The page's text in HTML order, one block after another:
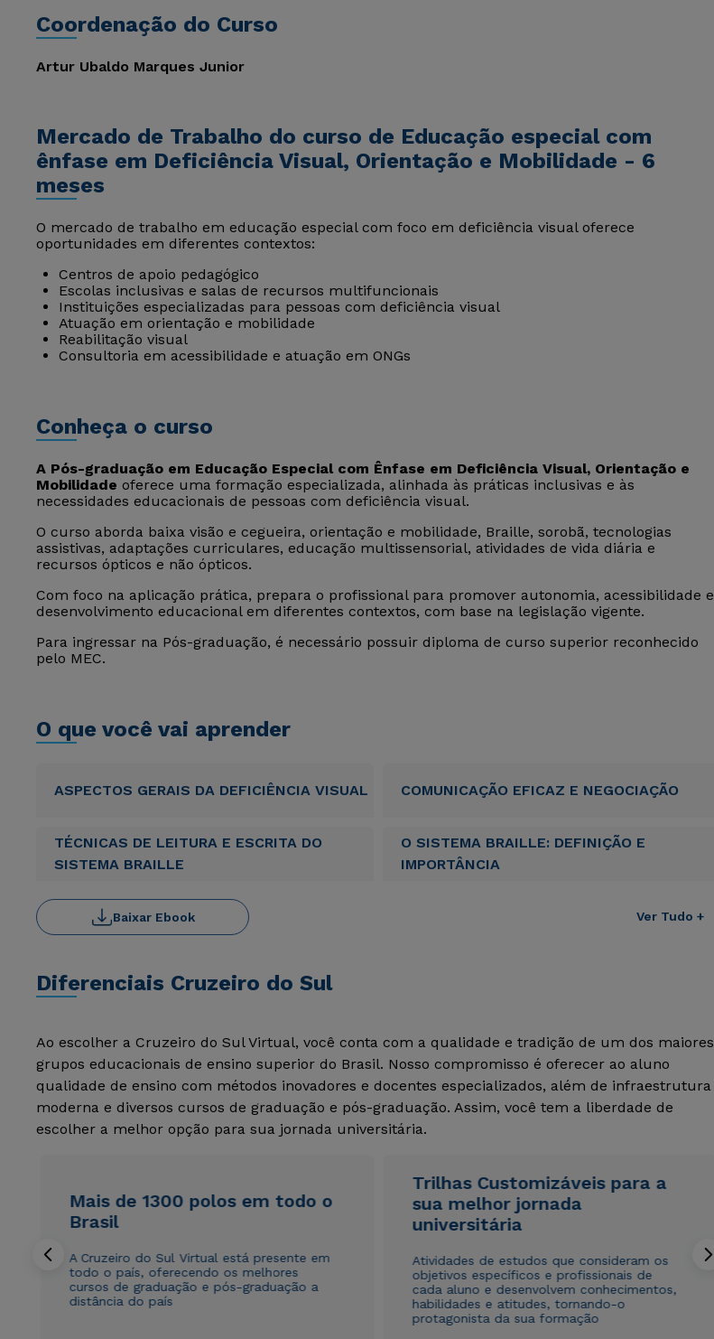
Coordenação do Curso
Artur Ubaldo Marques Junior
Mercado de Trabalho do curso de Educação especial com
ênfase em Deficiência Visual, Orientação e Mobilidade - 6
meses
O mercado de trabalho em educação especial com foco em deficiência visual oferece
oportunidades em diferentes contextos:
Centros de apoio pedagógico
Escolas inclusivas e salas de recursos multifuncionais
Instituições especializadas para pessoas com deficiência visual
Atuação em orientação e mobilidade
Reabilitação visual
Consultoria em acessibilidade e atuação em ONGs
Conheça o curso
A Pós-graduação em Educação Especial com Ênfase em Deficiência Visual, Orientação e
Mobilidade oferece uma formação especializada, alinhada às práticas inclusivas e às
necessidades educacionais de pessoas com deficiência visual.
O curso aborda baixa visão e cegueira, orientação e mobilidade, Braille, sorobã, tecnologias
assistivas, adaptações curriculares, educação multissensorial, atividades de vida diária e
recursos ópticos e não ópticos.
Com foco na aplicação prática, prepara o profissional para promover autonomia, acessibilidade e
desenvolvimento educacional em diferentes contextos, com base na legislação vigente.
Para ingressar na Pós-graduação, é necessário possuir diploma de curso superior reconhecido
pelo MEC.
O que você vai aprender
ASPECTOS GERAIS DA DEFICIÊNCIA VISUAL COMUNICAÇÃO EFICAZ E NEGOCIAÇÃO
TÉCNICAS DE LEITURA E ESCRITA DO
SISTEMA BRAILLE
O SISTEMA BRAILLE: DEFINIÇÃO E
IMPORTÂNCIA
Ver Tudo +
Baixar Ebook
Diferenciais Cruzeiro do Sul
Ao escolher a Cruzeiro do Sul Virtual, você conta com a qualidade e tradição de um dos maiores
grupos educacionais de ensino superior do Brasil. Nosso compromisso é oferecer ao aluno
qualidade de ensino com métodos inovadores e docentes especializados, além de infraestrutura
moderna e diversos cursos de graduação e pós-graduação. Assim, você tem a liberdade de
escolher a melhor opção para sua jornada universitária.
Mais de 1300 polos em todo o
Brasil
A Cruzeiro do Sul Virtual está presente em
todo o país, oferecendo os melhores
cursos de graduação e pós-graduação a
distância do país
Trilhas Customizáveis para a
sua melhor jornada
universitária
Atividades de estudos que consideram os
objetivos específicos e profissionais de
cada aluno e desenvolvem conhecimentos,
habilidades e atitudes, tornando-o
protagonista da sua formação
ou
ou